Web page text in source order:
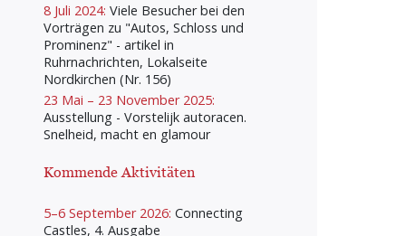
8 Juli 2024: Viele Besucher bei den
Vorträgen zu "Autos, Schloss und
Prominenz" - artikel in
Ruhrnachrichten, Lokalseite
Nordkirchen (Nr. 156)
23 Mai – 23 November 2025:
Ausstellung - Vorstelijk autoracen.
Snelheid, macht en glamour
Kommende Aktivitäten
5–6 September 2026: Connecting
Castles, 4. Ausgabe